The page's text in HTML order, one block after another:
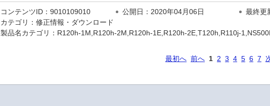
コンテンツID：9010109010 公開日：2020年04月06日
最終更
カテゴリ：修正情報・ダウンロード
製品名カテゴリ：R120h-1M,R120h-2M,R120h-1E,R120h-2E,T120h,R110j-
最初へ 前へ 1 2 3 4 5 6 7